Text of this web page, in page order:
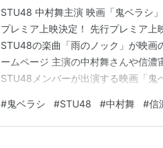
STU48 中村舞主演 映画「鬼ベラシ
プレミア上映決定！ 先行プレミア
STU48の楽曲「雨のノック」が映画
ームページ 主演の中村舞さんや信濃
STU48メンバーが出演する映画「鬼
STU48・中村舞さん、信濃宙花さん
先行プレミア上映詳細 ●会場：シ…
#鬼ベラシ #STU48 #中村舞 #信